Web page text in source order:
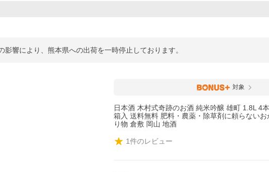
響により、熊本県への出荷を一時停止しております。
対象
日本酒 木村式奇跡のお酒 純米吟醸 雄町 1.8L 4
箱入 送料無料 肥料・農薬・除草剤に頼らない
り物 倉敷 岡山 地酒
1件のレビュー